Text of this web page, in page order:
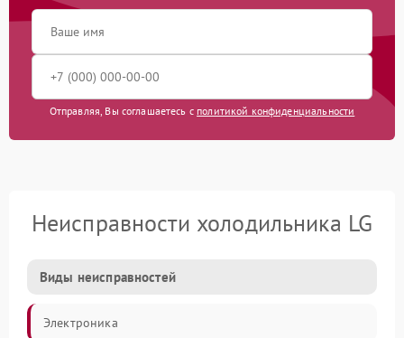
Отправляя, Вы соглашаетесь с политикой конфиденциальности
Неисправности холодильника LG
Виды неисправностей
Электроника